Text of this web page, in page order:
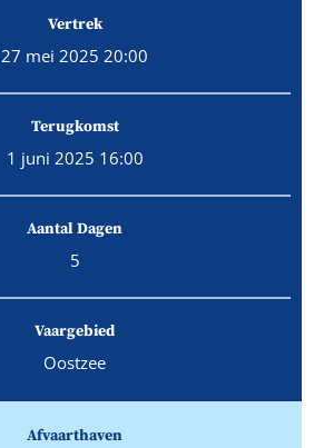
Vertrek
27 mei 2025 20:00
Terugkomst
1 juni 2025 16:00
Aantal Dagen
5
Vaargebied
Oostzee
Afvaarthaven